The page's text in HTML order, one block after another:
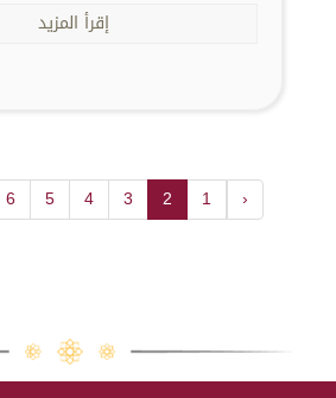
إقرأ المزيد
‹
1
2
3
4
5
6